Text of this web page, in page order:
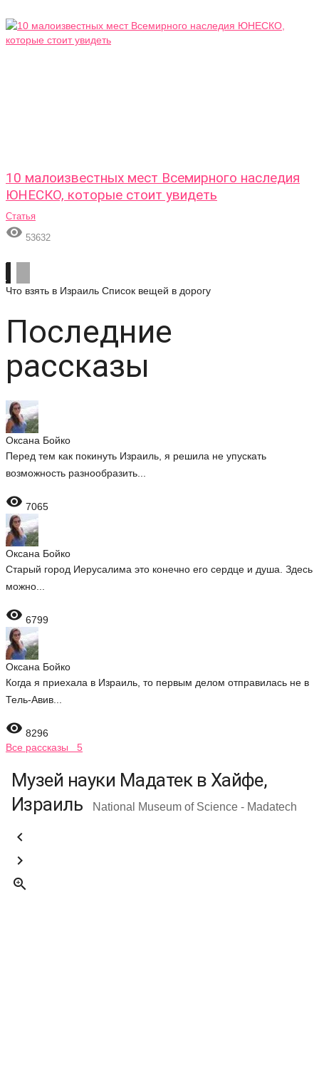
10 малоизвестных мест Всемирного наследия
ЮНЕСКО, которые стоит увидеть
Статья
 53632
Что взять в Израиль Список вещей в дорогу
Последние
рассказы
Оксана Бойко
Перед тем как покинуть Израиль, я решила не упускать
возможность разнообразить...
 7065
Оксана Бойко
Старый город Иерусалима это конечно его сердце и душа. Здесь
можно...
 6799
Оксана Бойко
Когда я приехала в Израиль, то первым делом отправилась не в
Тель-Авив...
 8296
Все рассказы 5
Музей науки Мадатек в Хайфе,
Израиль
National Museum of Science - Madatech


